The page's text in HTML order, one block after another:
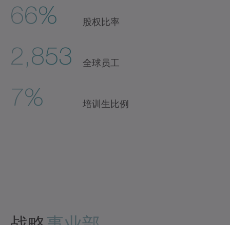
66% 股权比率
2,853 全球员工
7% 培训生比例